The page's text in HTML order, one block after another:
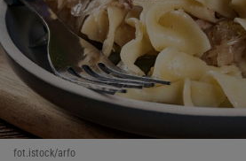
fot.istock/arfo